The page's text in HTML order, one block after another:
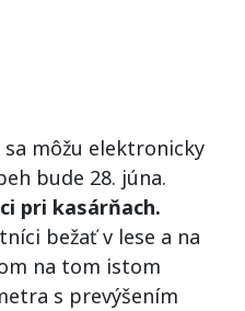
sa môžu elektronicky
bude 28. júna.
pri kasárňach.
bežať v lese a na
na tom istom
s prevýšením